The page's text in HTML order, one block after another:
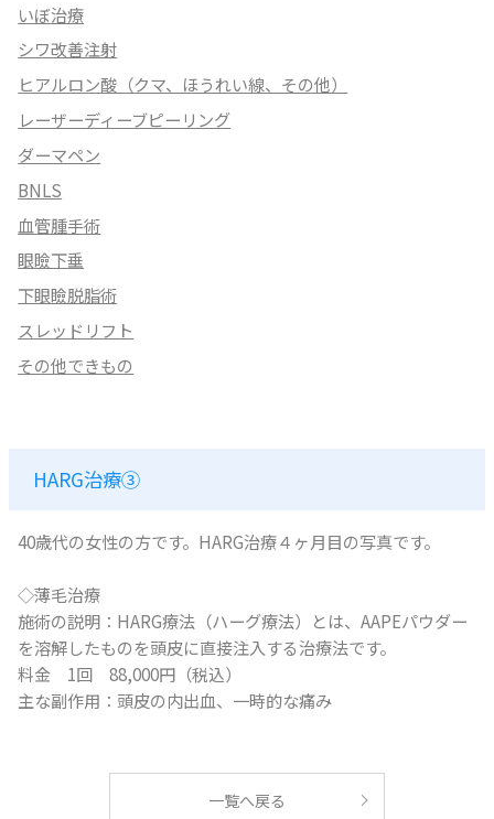
いぼ治療
シワ改善注射
ヒアルロン酸（クマ、ほうれい線、その他）
レーザーディーブピーリング
ダーマペン
BNLS
血管腫手術
眼瞼下垂
下眼瞼脱脂術
スレッドリフト
その他できもの
HARG治療③
40歳代の女性の方です。HARG治療４ヶ月目の写真です。
◇薄毛治療
施術の説明：HARG療法（ハーグ療法）とは、AAPEパウダー
を溶解したものを頭皮に直接注入する治療法です。
料金 1回 88,000円（税込）
主な副作用：頭皮の内出血、一時的な痛み
一覧へ戻る